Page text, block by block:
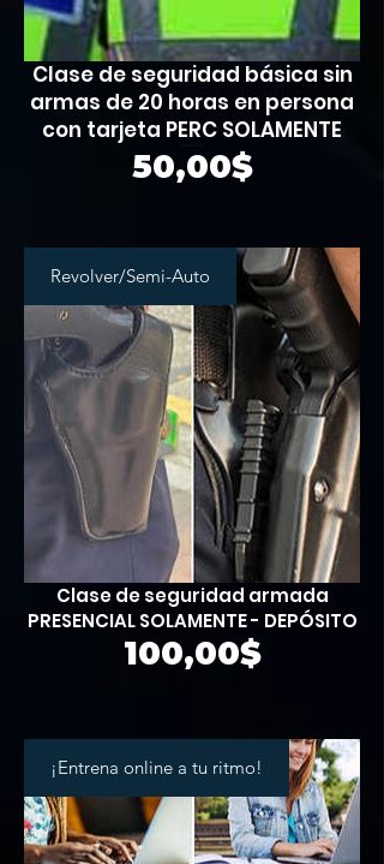
Clase de seguridad básica sin
armas de 20 horas en persona
con tarjeta PERC SOLAMENTE
50,00$Precio
Revolver/Semi-Auto
Clase de seguridad armada
PRESENCIAL SOLAMENTE - DEPÓSITO
100,00$Precio
¡Entrena online a tu ritmo!